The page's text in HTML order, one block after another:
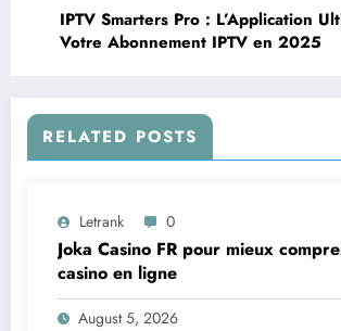
IPTV Smarters Pro : L’Application
Votre Abonnement IPTV en 2025
RELATED POSTS
Letrank 0
Joka Casino FR pour mieux
casino en ligne
August 5, 2026